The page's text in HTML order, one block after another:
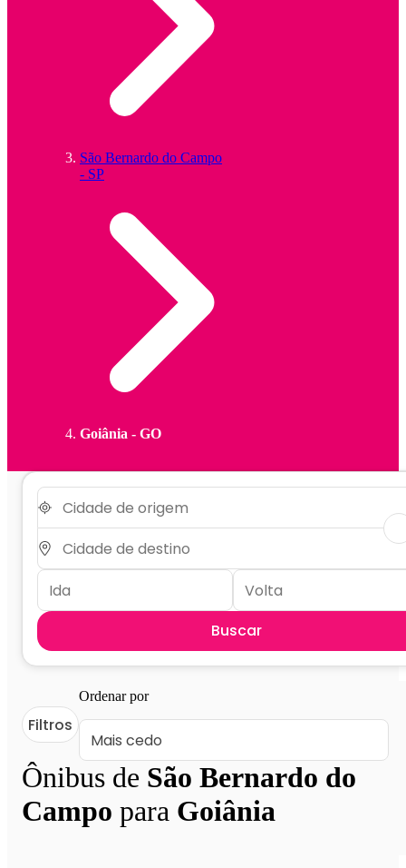
São Bernardo do Campo
- SP
Goiânia - GO
Buscar
Ônibus de São Bernardo do
Campo para Goiânia
Filtros
Ordenar por